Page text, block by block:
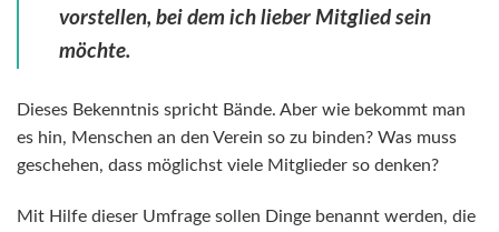
vorstellen, bei dem ich lieber Mitglied sein
möchte.
Dieses Bekenntnis spricht Bände. Aber wie bekommt man
es hin, Menschen an den Verein so zu binden? Was muss
geschehen, dass möglichst viele Mitglieder so denken?
Mit Hilfe dieser Umfrage sollen Dinge benannt werden, die